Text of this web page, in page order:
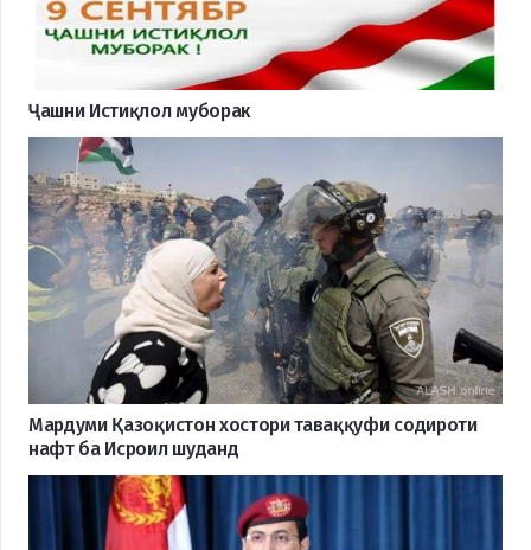
Ҷашни Истиқлол муборак
Мардуми Қазоқистон хостори таваққуфи содироти
нафт ба Исроил шуданд